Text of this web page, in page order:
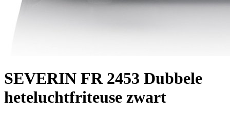
SEVERIN FR 2453 Dubbele
heteluchtfriteuse zwart